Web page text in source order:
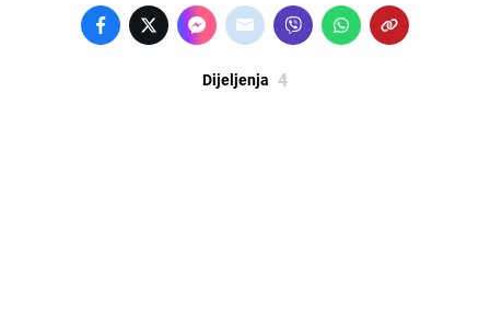
Dijeljenja 4